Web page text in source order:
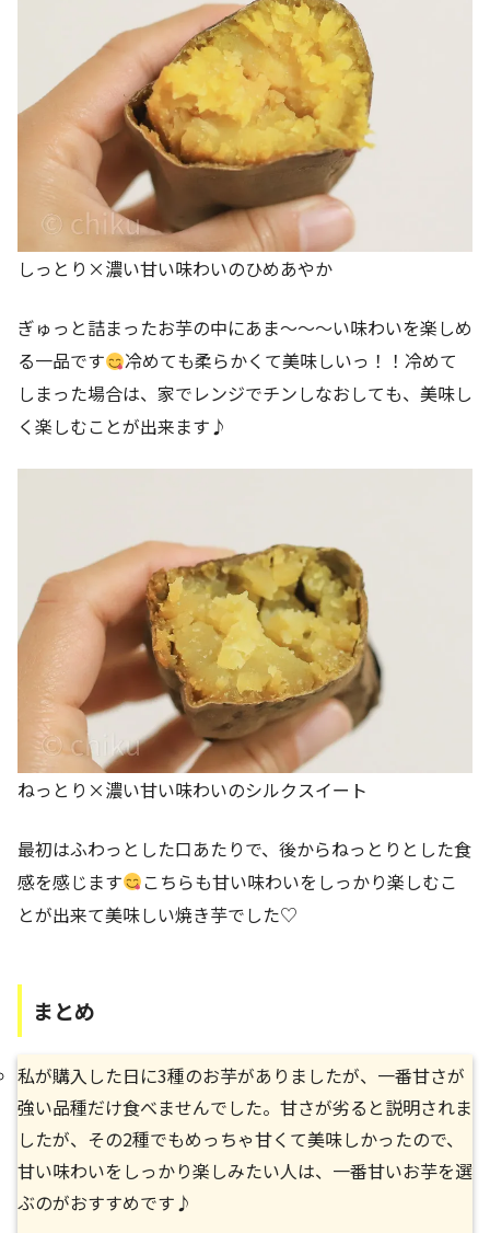
しっとり×濃い甘い味わいのひめあやか
ぎゅっと詰まったお芋の中にあま～～～い味わいを楽しめ
る一品です
冷めても柔らかくて美味しいっ！！冷めて
しまった場合は、家でレンジでチンしなおしても、美味し
く楽しむことが出来ます♪
ねっとり×濃い甘い味わいのシルクスイート
最初はふわっとした口あたりで、後からねっとりとした食
感を感じます
こちらも甘い味わいをしっかり楽しむこ
とが出来て美味しい焼き芋でした♡
まとめ
私が購入した日に3種のお芋がありましたが、一番甘さが
強い品種だけ食べませんでした。甘さが劣ると説明されま
したが、その2種でもめっちゃ甘くて美味しかったので、
甘い味わいをしっかり楽しみたい人は、一番甘いお芋を選
ぶのがおすすめです♪